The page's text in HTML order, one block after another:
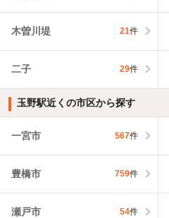
木曽川堤 21件
二子 29件
玉野駅近くの市区から探す
一宮市 567件
豊橋市 759件
瀬戸市 54件